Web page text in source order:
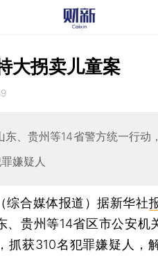
大拐卖儿童案
东、贵州等14省警方统一行动
嫌疑人
综合媒体报道）据新华社
、贵州等14省区市公安机
抓获310名犯罪嫌疑人，